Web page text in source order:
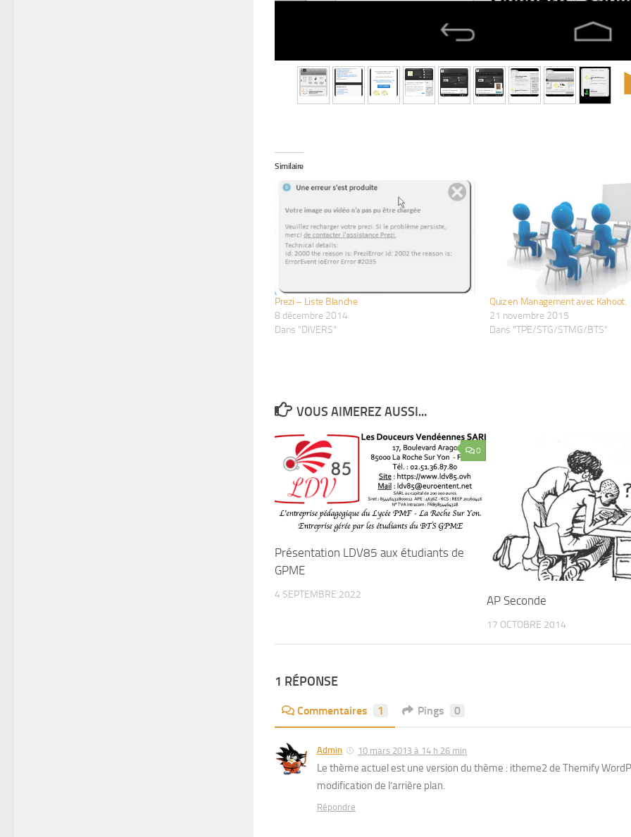
Similaire
Prezi – Liste Blanche
8 décembre 2014
Dans "DIVERS"
Quiz en Management avec Kahoot.
21 novembre 2015
Dans "TPE/STG/STMG/BTS"
VOUS AIMEREZ AUSSI...
0
Présentation LDV85 aux étudiants de
GPME
4 SEPTEMBRE 2022 AP Seconde
17 OCTOBRE 2014
1 RÉPONSE
Commentaires 1 Pings 0
Admin 10 mars 2013 à 14 h 26 min
Le thème actuel est une version du thème : itheme2 de Themify
modification de l’arrière plan.
Répondre